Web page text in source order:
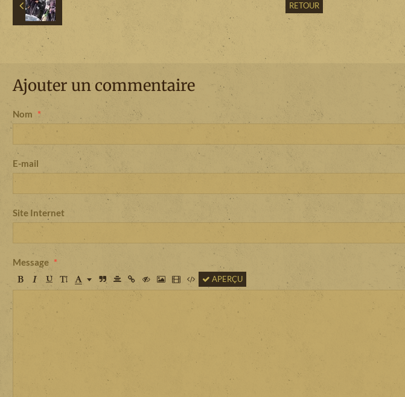
RETOUR
Ajouter un commentaire
Nom
E-mail
Site Internet
Message
APERÇU